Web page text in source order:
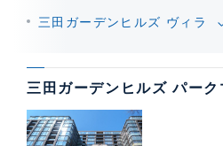
三田ガーデンヒルズ ヴィラ
三田ガーデンヒルズ パーク